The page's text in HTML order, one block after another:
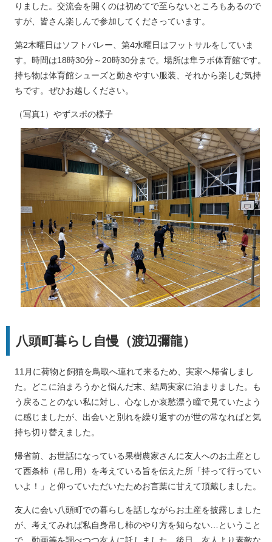
りました。交流会を開くのは初めてで至らないところもあるので
すが、皆さん楽しんで参加してくださっています。
第2木曜日はソフトバレー、第4水曜日はフットサルをしていま
す。時間は18時30分～20時30分まで。場所は隼ラボ体育館です。
持ち物は体育館シューズと動きやすい服装、それから楽しむ気持
ちです。ぜひお越しください。
（写真1）やずスポの様子
八頭町暮らし自慢（渡辺彌龍）
11月に荷物と飼猫を鳥取へ連れて来るため、実家へ帰省しまし
た。どこに泊まろうかと悩んだ末、結局実家に泊まりました。も
う戻ることのない私に対し、心なしか哀愁漂う瞳で見ていたよう
に感じましたが、出会いと別れを繰り返すのが世の常なればと気
持ち切り替えました。
帰省前、お世話になっている果樹農家さんに友人へのお土産とし
て西条柿（吊し用）を考えている旨を伝えた所「持って行ってい
いよ！」と仰っていただいたためお言葉に甘えて頂戴しました。
友人に会い八頭町での暮らしを話しながらお土産を披露しました
が、考えてみれば私自身吊し柿のやり方を知らない…ということ